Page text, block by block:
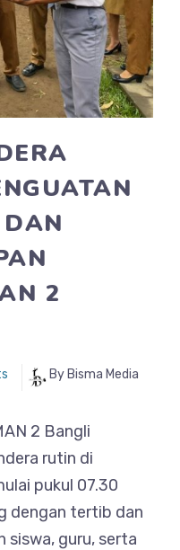
2
By Bisma Media
2 Bangli
rutin di
pukul 07.30
dengan tertib dan
siswa, guru, serta